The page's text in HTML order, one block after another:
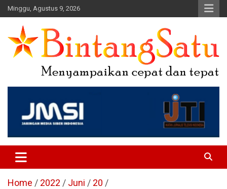
Skip
to
content
Minggu, Agustus 9, 2026
Portal Berita Nasional dan
Regional
Home 2022 Juni
20